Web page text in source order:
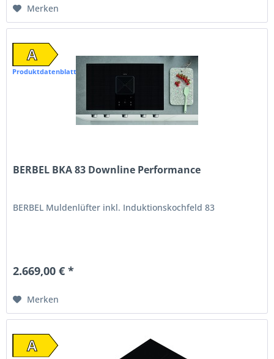
Merken
A
Produktdatenblatt
BERBEL BKA 83 Downline Performance
BERBEL Muldenlüfter inkl. Induktionskochfeld 83
2.669,00 € *
Merken
A